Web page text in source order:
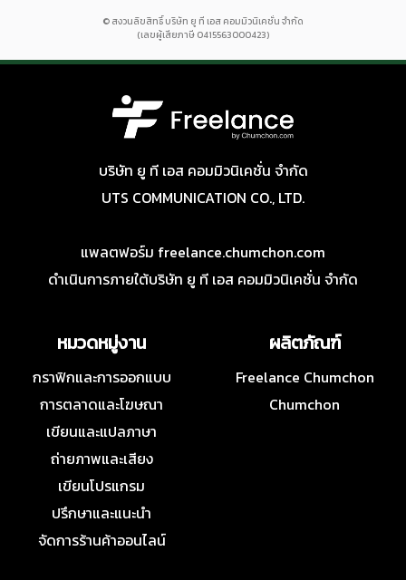
© สงวนลิขสิทธิ์ บริษัท ยู ที เอส คอมมิวนิเคชั่น จำกัด
(เลขผู้เสียภาษี 0415563000423)
บริษัท ยู ที เอส คอมมิวนิเคชั่น จำกัด
UTS COMMUNICATION CO., LTD.
แพลตฟอร์ม freelance.chumchon.com
ดำเนินการภายใต้บริษัท ยู ที เอส คอมมิวนิเคชั่น จำกัด
หมวดหมู่งาน
กราฟิกและการออกแบบ
การตลาดและโฆษณา
เขียนและแปลภาษา
ถ่ายภาพและเสียง
เขียนโปรแกรม
ปรึกษาและแนะนำ
จัดการร้านค้าออนไลน์
ผลิตภัณฑ์
Freelance Chumchon
Chumchon